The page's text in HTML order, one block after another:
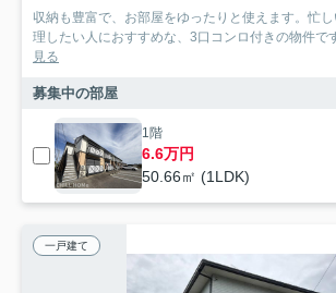
収納も豊富で、お部屋をゆったりと使えます。忙
理したい人におすすめな、3口コンロ付きの物件で
見る
募集中の部屋
1階
6.6万円
50.66㎡ (1LDK)
一戸建て